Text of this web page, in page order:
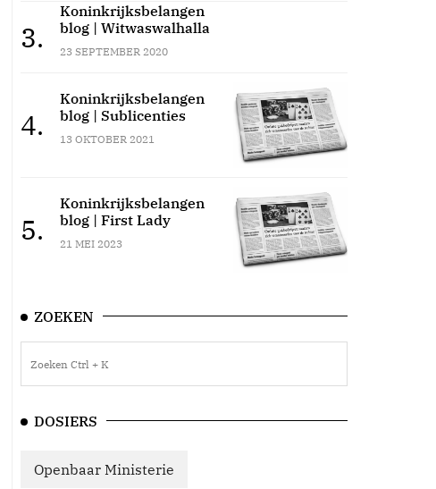
3.
Koninkrijksbelangen
blog | Witwaswalhalla
23 SEPTEMBER 2020
4.
Koninkrijksbelangen
blog | Sublicenties
13 OKTOBER 2021
5.
Koninkrijksbelangen
blog | First Lady
21 MEI 2023
ZOEKEN
DOSIERS
Openbaar Ministerie